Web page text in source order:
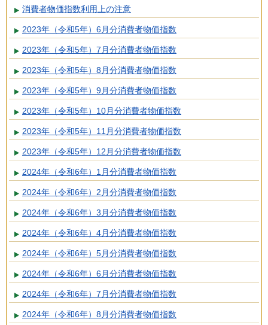
消費者物価指数利用上の注意
2023年（令和5年）6月分消費者物価指数
2023年（令和5年）7月分消費者物価指数
2023年（令和5年）8月分消費者物価指数
2023年（令和5年）9月分消費者物価指数
2023年（令和5年）10月分消費者物価指数
2023年（令和5年）11月分消費者物価指数
2023年（令和5年）12月分消費者物価指数
2024年（令和6年）1月分消費者物価指数
2024年（令和6年）2月分消費者物価指数
2024年（令和6年）3月分消費者物価指数
2024年（令和6年）4月分消費者物価指数
2024年（令和6年）5月分消費者物価指数
2024年（令和6年）6月分消費者物価指数
2024年（令和6年）7月分消費者物価指数
2024年（令和6年）8月分消費者物価指数